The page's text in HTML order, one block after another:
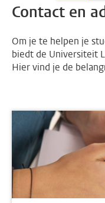
Contact en
Om je te helpen je
biedt de Universiteit
Hier vind je de